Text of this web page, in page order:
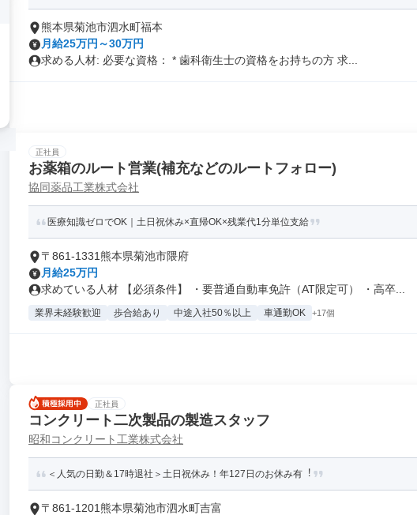
熊本県菊池市泗水町福本
月給25万円～30万円
求める人材: 必要な資格： * 歯科衛生士の資格をお持ちの方 求...
正社員
お薬箱のルート営業(補充などのルートフォロー)
協同薬品工業株式会社
医療知識ゼロでOK｜土日祝休み×直帰OK×残業代1分単位支給
〒861-1331熊本県菊池市隈府
月給25万円
求めている人材 【必須条件】 ・要普通自動車免許（AT限定可） ・高卒...
業界未経験歓迎 歩合給あり 中途入社50％以上 車通勤OK +17個
正社員
コンクリート二次製品の製造スタッフ
昭和コンクリート工業株式会社
＜人気の日勤＆17時退社＞土日祝休み！年127⽇のお休み有︕
〒861-1201熊本県菊池市泗水町吉富